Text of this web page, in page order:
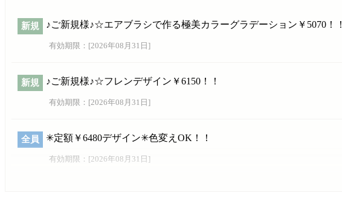
新規 ♪ご新規様♪☆エアブラシで作る極美カラーグラデーション￥5070！！
有効期限：[2026年08月31日 ]
新規 ♪ご新規様♪☆フレンデザイン￥6150！！
有効期限：[2026年08月31日 ]
全員 ✳定額￥6480デザイン✳色変えOK！！
有効期限：[2026年08月31日 ]